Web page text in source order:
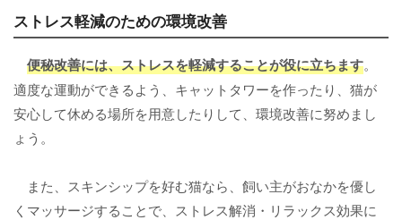
ストレス軽減のための環境改善
便秘改善には、ストレスを軽減することが役に立ちます。
適度な運動ができるよう、キャットタワーを作ったり、猫が
安心して休める場所を用意したりして、環境改善に努めまし
ょう。
また、スキンシップを好む猫なら、飼い主がおなかを優し
くマッサージすることで、ストレス解消・リラックス効果に